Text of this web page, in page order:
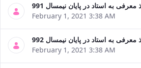
معرفی به استاد در پایان نیمسال 991
February 1, 2021 3:38 AM
معرفی به استاد در پایان نیمسال 992
February 1, 2021 3:38 AM